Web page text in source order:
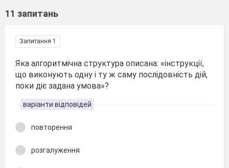
11 запитань
Запитання 1
Яка алгоритмічна структура описана: «інструкції,
що виконують одну і ту ж саму послідовність дій,
поки діє задана умова»?
варіанти відповідей
повторення
розгалуження